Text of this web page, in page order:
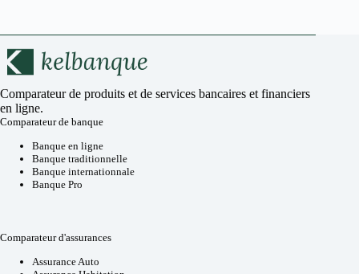
Comparateur de produits et de services bancaires et financiers
en ligne.
Comparateur de banque
Banque en ligne
Banque traditionnelle
Banque internationnale
Banque Pro
Comparateur d'assurances
Assurance Auto